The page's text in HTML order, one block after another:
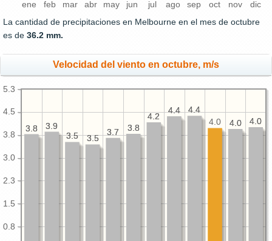
ene feb mar abr may jun jul ago sep oct nov dic
La cantidad de precipitaciones en Melbourne en el mes de octubre
es de 36.2 mm.
Velocidad del viento en octubre, m/s
0.8
1.5
2.3
3.0
3.8
4.5
5.3
4.0
4.0
4.4
4.4
4.2
3.8
3.7
3.5
3.5
3.9
3.8
4.0
4.0
4.0
4.4
4.4
4.2
3.8
3.7
3.5
3.5
3.9
3.8